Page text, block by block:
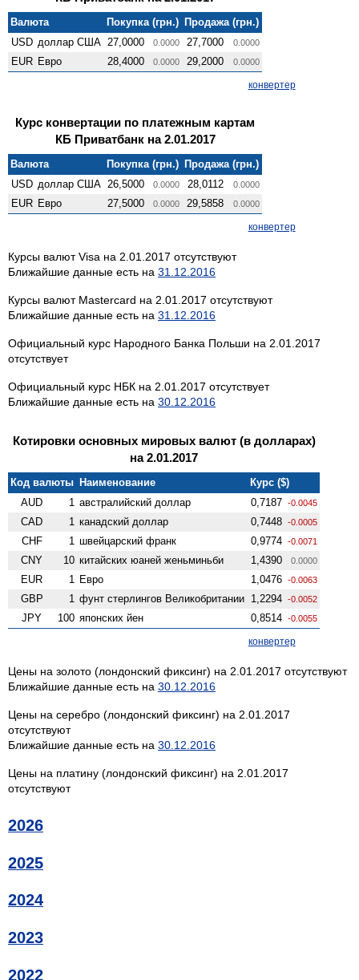
Валюта Покупка (грн.) Продажа (грн.)
USD доллар США 27,0000 0.0000 27,7000 0.0000
EUR Евро 28,4000 0.0000 29,2000 0.0000
конвертер
Курс конвертации по платежным картам
КБ Приватбанк на 2.01.2017
Валюта Покупка (грн.) Продажа (грн.)
USD доллар США 26,5000 0.0000 28,0112 0.0000
EUR Евро 27,5000 0.0000 29,5858 0.0000
конвертер
Курсы валют Visa на 2.01.2017 отсутствуют
Ближайшие данные есть на 31.12.2016
Курсы валют Mastercard на 2.01.2017 отсутствуют
Ближайшие данные есть на 31.12.2016
Официальный курс Народного Банка Польши на 2.01.2017
отсутствует
Официальный курс НБК на 2.01.2017 отсутствует
Ближайшие данные есть на 30.12.2016
Котировки основных мировых валют (в долларах)
на 2.01.2017
Код валюты Наименование
Курс ($)
AUD
1 австралийский доллар 0,7187 -0.0045
CAD 1 канадский доллар 0,7448 -0.0005
CHF 1 швейцарский франк 0,9774 -0.0071
CNY 10 китайских юаней женьминьби 1,4390 0.0000
EUR 1 Евро 1,0476 -0.0063
GBP 1 фунт стерлингов Велико­британии 1,2294 -0.0052
JPY 100 японских йен 0,8514 -0.0055
конвертер
Цены на золото (лондонский фиксинг) на 2.01.2017 отсутствуют
Ближайшие данные есть на 30.12.2016
Цены на серебро (лондонский фиксинг) на 2.01.2017
отсутствуют
Ближайшие данные есть на 30.12.2016
Цены на платину (лондонский фиксинг) на 2.01.2017
отсутствуют
2026
2025
2024
2023
2022